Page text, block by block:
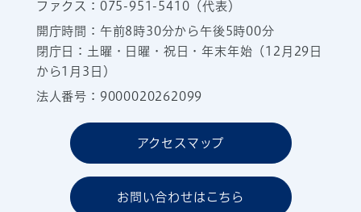
ファクス：075-951-5410（代表）
開庁時間：午前8時30分から午後5時00分
閉庁日：土曜・日曜・祝日・年末年始（12月29日
から1月3日）
法人番号：9000020262099
アクセスマップ
お問い合わせはこちら